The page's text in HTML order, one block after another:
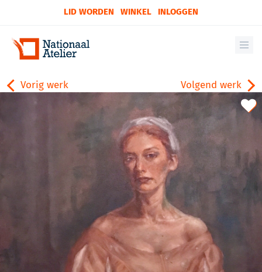
LID WORDEN WINKEL INLOGGEN
Volgend werk
Vorig werk